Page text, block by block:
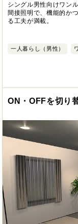
シングル男性向けワン
間接照明で、機能的か
る工夫が満載。
一人暮らし（男性）
ON・OFFを切り